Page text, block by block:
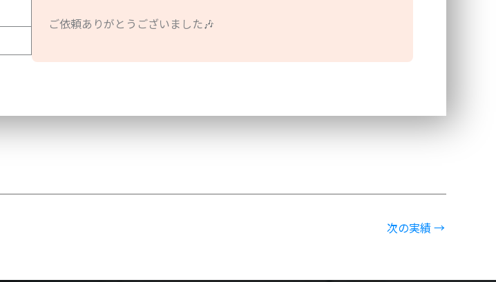
ご依頼ありがとうございました🎶
次の実績→